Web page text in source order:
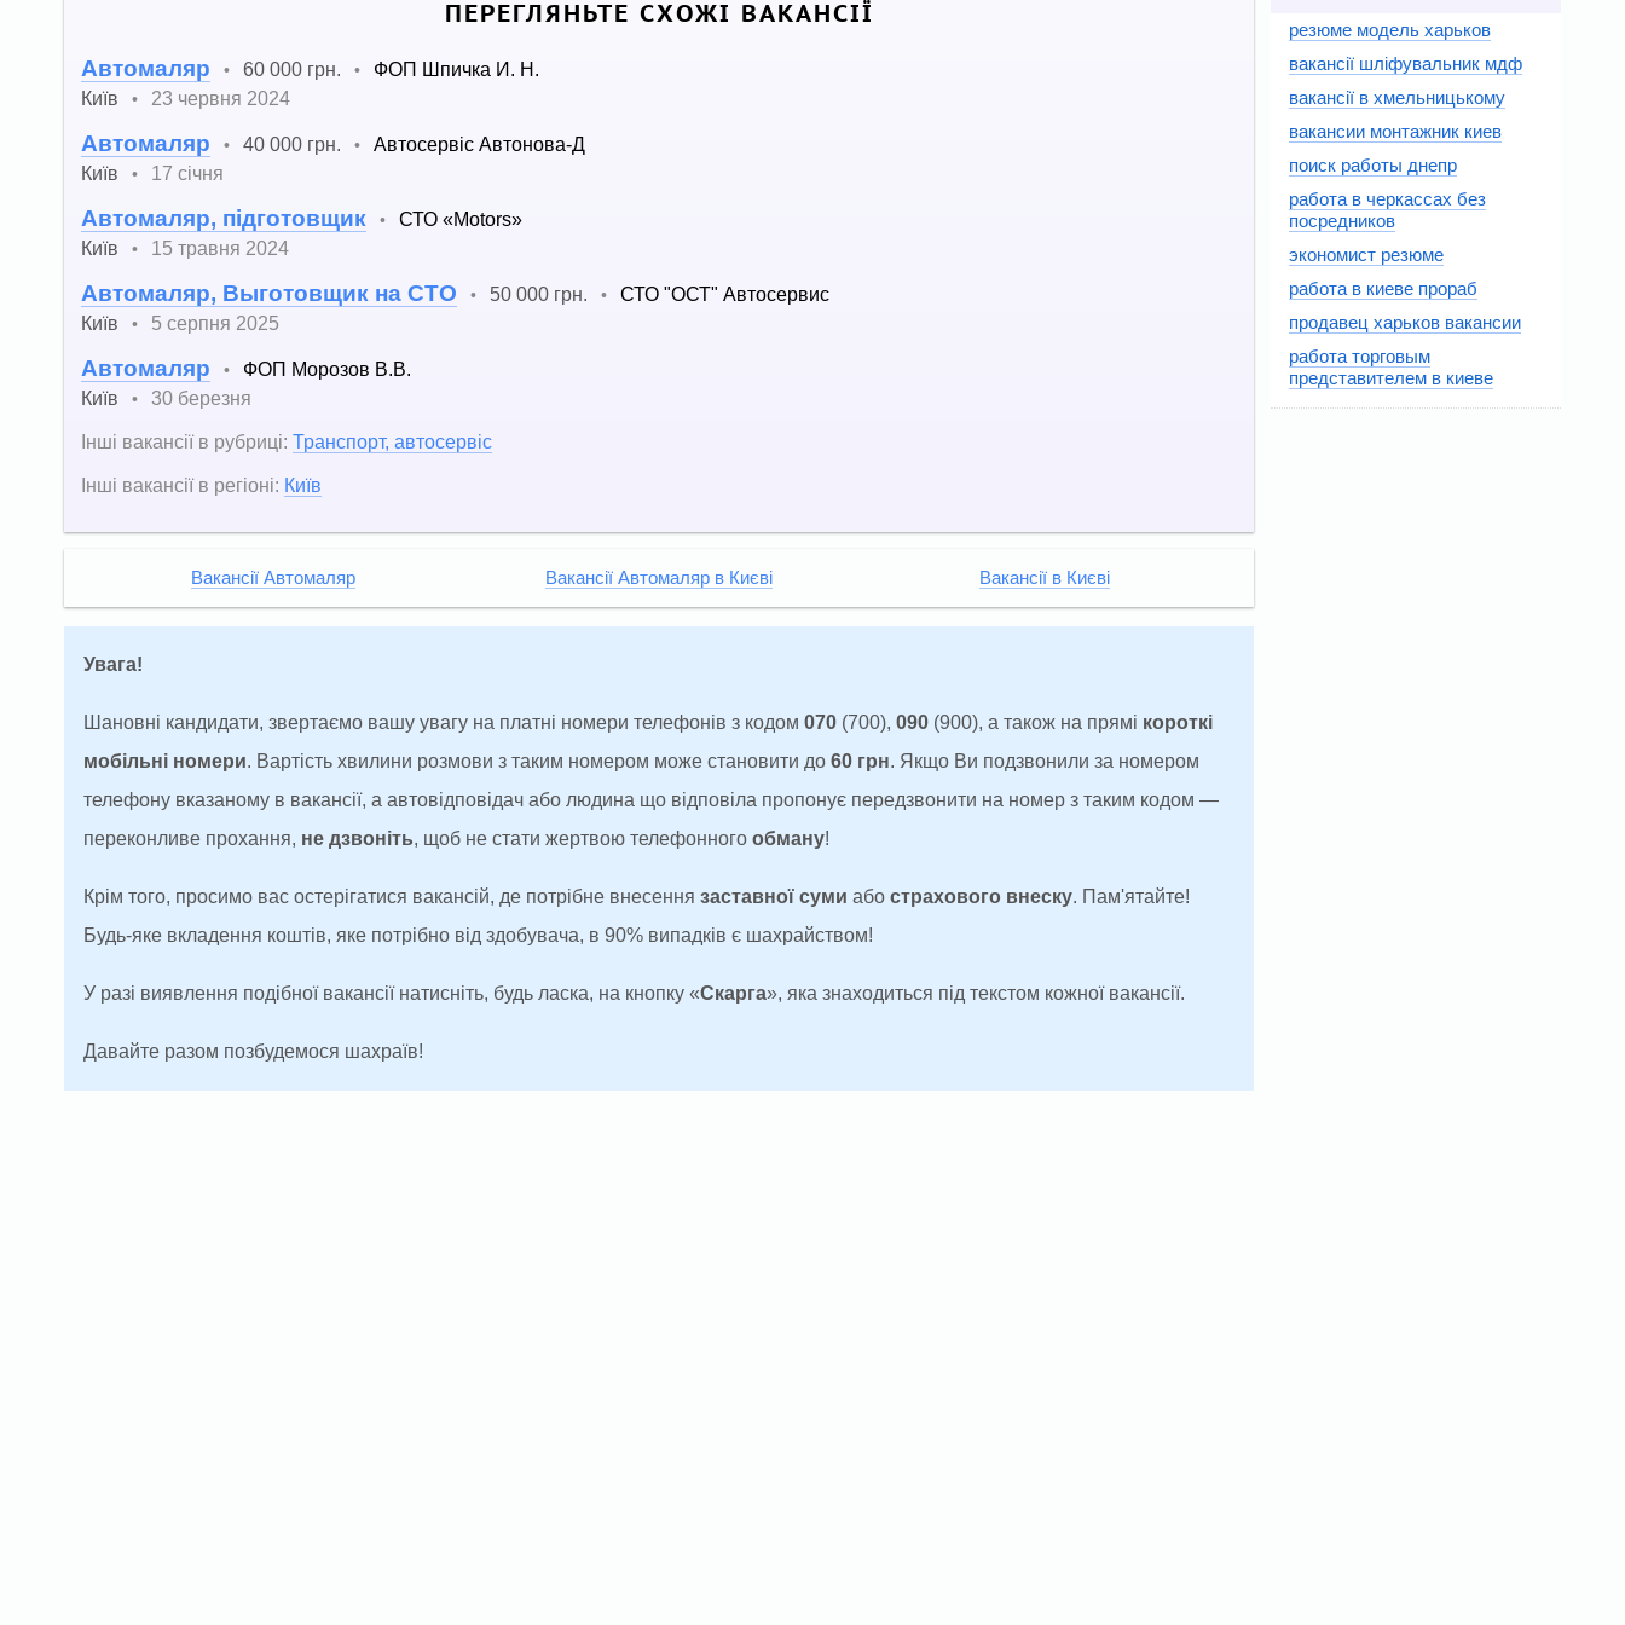
ПЕРЕГЛЯНЬТЕ СХОЖІ ВАКАНСІЇ
Автомаляр • 60 000 грн. •
ФОП Шпичка И. Н.
Київ
• 23 червня 2024
Автомаляр • 40 000 грн. •
Автосервіс Автонова-Д
Київ
• 17 січня
Автомаляр, підготовщик •
СТО «Motors»
Київ
• 15 травня 2024
Автомаляр, Выготовщик на СТО • 50 000 грн. •
СТО "ОСТ" Автосервис
Київ
• 5 серпня 2025
Автомаляр •
ФОП Морозов В.В.
Київ
•
30 березня
Інші вакансії в рубриці: Транспорт, автосервіс
Інші вакансії в регіоні: Київ
Вакансії Автомаляр Вакансії Автомаляр в Києві Вакансії в Києві
Увага!
Шановні кандидати, звертаємо вашу увагу на платні номери телефонів з кодом 070 (700), 090 (900), а також на прямі короткі
мобільні номери. Вартість хвилини розмови з таким номером може становити до 60 грн. Якщо Ви подзвонили за номером
телефону вказаному в вакансії, а автовідповідач або людина що відповіла пропонує передзвонити на номер з таким кодом —
переконливе прохання, не дзвоніть, щоб не стати жертвою телефонного обману!
Крім того, просимо вас остерігатися вакансій, де потрібне внесення заставної суми або страхового внеску. Пам'ятайте!
Будь-яке вкладення коштів, яке потрібно від здобувача, в 90% випадків є шахрайством!
У разі виявлення подібної вакансії натисніть, будь ласка, на кнопку «Скарга», яка знаходиться під текстом кожної вакансії.
Давайте разом позбудемося шахраїв!
резюме модель харьков
вакансії шліфувальник мдф
вакансії в хмельницькому
вакансии монтажник киев
поиск работы днепр
работа в черкассах без
посредников
экономист резюме
работа в киеве прораб
продавец харьков вакансии
работа торговым
представителем в киеве